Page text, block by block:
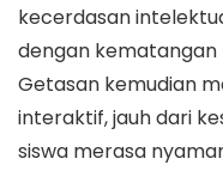
kecerdasan
dengan kematangan
Getasan kemudian
interaktif, jauh dari
siswa merasa